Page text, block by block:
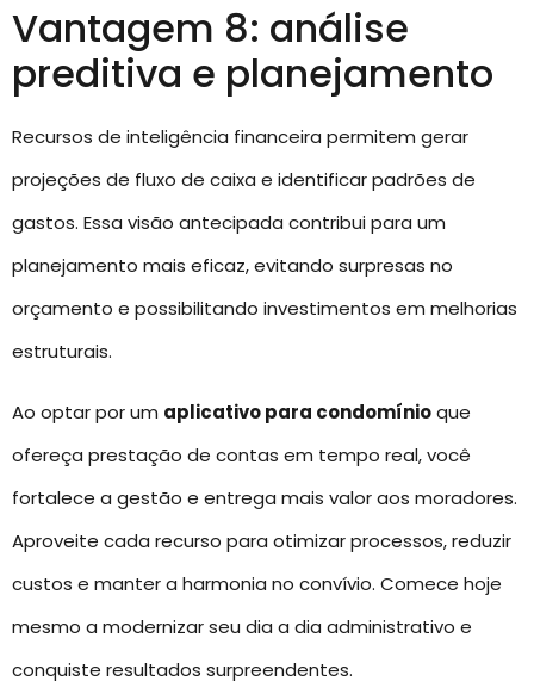
Vantagem 8: análise
preditiva e planejamento
Recursos de inteligência financeira permitem gerar
projeções de fluxo de caixa e identificar padrões de
gastos. Essa visão antecipada contribui para um
planejamento mais eficaz, evitando surpresas no
orçamento e possibilitando investimentos em melhorias
estruturais.
Ao optar por um aplicativo para condomínioque
ofereça prestação de contas em tempo real, você
fortalece a gestão e entrega mais valor aos moradores.
Aproveite cada recurso para otimizar processos, reduzir
custos e manter a harmonia no convívio. Comece hoje
mesmo a modernizar seu dia a dia administrativo e
conquiste resultados surpreendentes.